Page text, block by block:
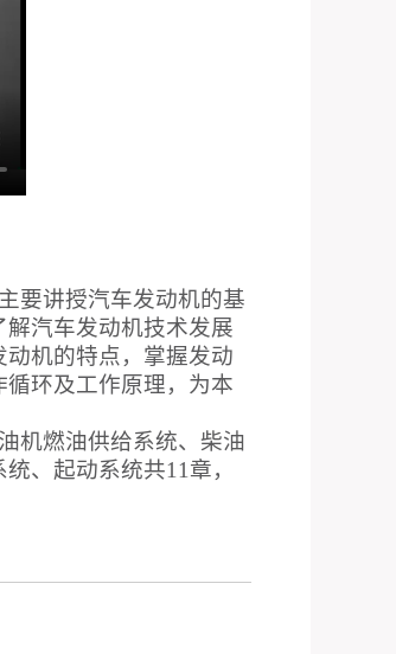
要讲授汽车发动机的基
汽车发动机技术发展
机的特点，掌握发动
环及工作原理，为本
机燃油供给系统、柴油
、起动系统共11 章，